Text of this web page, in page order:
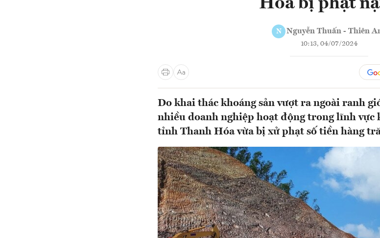
N Nguyễn Thuấn - Thiên
10:13, 04/07/2024
Do khai thác khoáng sản vượt ra ngoài ranh
nhiều doanh nghiệp hoạt động trong lĩnh vực
tỉnh Thanh Hóa vừa bị xử phạt số tiền hàng